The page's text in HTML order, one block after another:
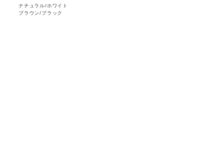
ナチュラル/ホワイト
ブラウン/ブラック